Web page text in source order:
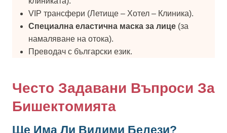
VIP трансфери (Летище – Хотел – Клиника).
Специална еластична маска за лице (за
намаляване на отока).
Преводач с български език.
Често Задавани Въпроси За
Бишектомията
Ще Има Ли Видими Белези?